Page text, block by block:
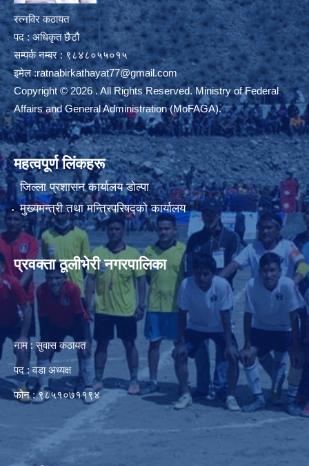
रत्नविर कठायत
पद : अधिकृत छैटौ
सम्पर्क नम्बर : ९८४८०५५०१५
इमेल :ratnabirkathayat77@gmail.com
Copyright © 2026 . All Rights Reserved. Ministry of Federal
Affairs and General Administration (MoFAGA).
महत्वपूर्ण लिंकहरू
जिल्ला प्रशासन कार्यालय डाेल्पा
मुख्यमन्त्री तथा मन्त्रिपरिषद्को कार्यालय
प्रवक्ता ठूलीभेरी नगरपालिका
नाम : सुवास कठायत
पद : वडा अध्यक्ष
फोन : ९८५१०७११९४